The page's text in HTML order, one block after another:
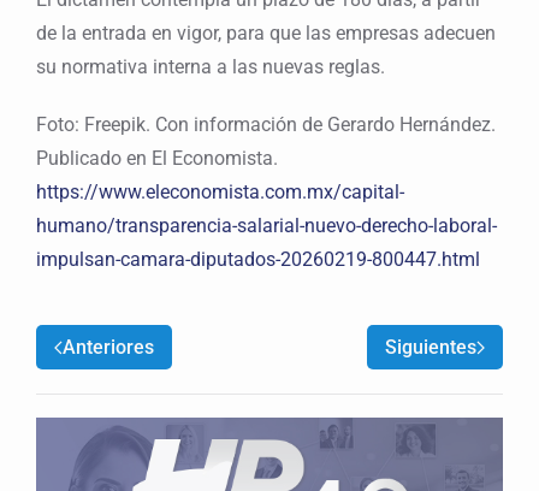
de la entrada en vigor, para que las empresas adecuen
su normativa interna a las nuevas reglas.
Foto: Freepik. Con información de Gerardo Hernández.
Publicado en El Economista.
https://www.eleconomista.com.mx/capital-
humano/transparencia-salarial-nuevo-derecho-laboral-
impulsan-camara-diputados-20260219-800447.html
Anteriores Siguientes